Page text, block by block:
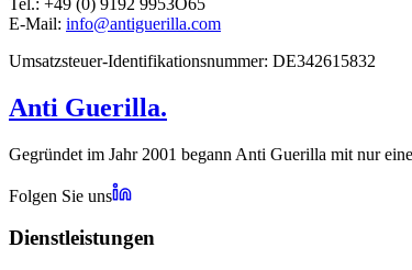
E-Mail: info@antiguerilla.com
Umsatzsteuer-Identifikationsnummer: DE342615832
Anti Guerilla.
Gegründet im Jahr 2001 begann Anti Guerilla mit nur
Folgen Sie uns
Dienstleistungen